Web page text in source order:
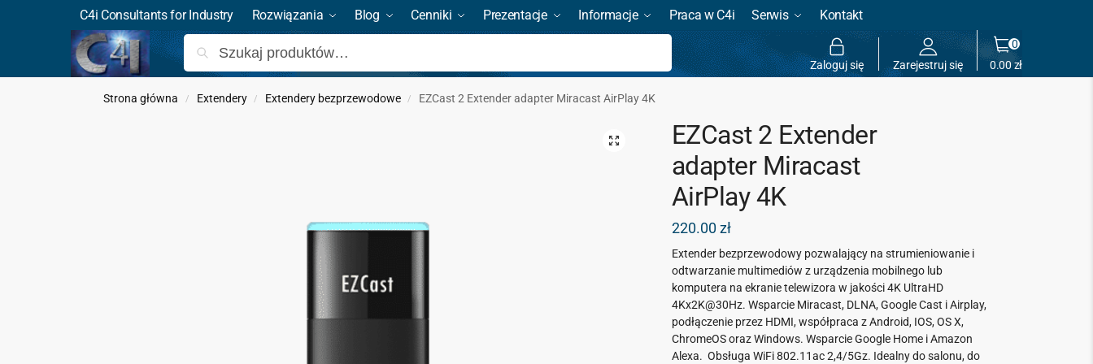
C4i Consultants for Industry Rozwiązania Blog Cenniki Prezentacje Informacje Praca w C4i Serwis Kontakt
Szukaj
Zaloguj się Zarejestruj się 0.00zł
0
Strona główna / Extendery / Extendery bezprzewodowe / EZCast 2 Extender adapter Miracast AirPlay 4K
EZCast 2 Extender
adapter Miracast
AirPlay 4K
220.00zł
Extender bezprzewodowy pozwalający na strumieniowanie i
odtwarzanie multimediów z urządzenia mobilnego lub
komputera na ekranie telewizora w jakości 4K UltraHD
4Kx2K@30Hz. Wsparcie Miracast, DLNA, Google Cast i Airplay,
podłączenie przez HDMI, współpraca z Android, IOS, OS X,
ChromeOS oraz Windows. Wsparcie Google Home i Amazon
Alexa. Obsługa WiFi 802.11ac 2,4/5Gz. Idealny do salonu, do